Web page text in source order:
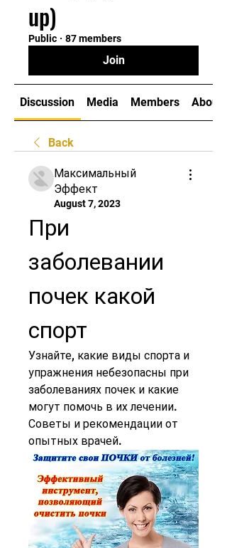
up)
Public · 87 members
Join
Discussion Media Members About
Back
Максимальный
Эффект
August 7, 2023
При
заболевании
почек какой
спорт
Узнайте, какие виды спорта и
упражнения небезопасны при
заболеваниях почек и какие
могут помочь в их лечении.
Советы и рекомендации от
опытных врачей.